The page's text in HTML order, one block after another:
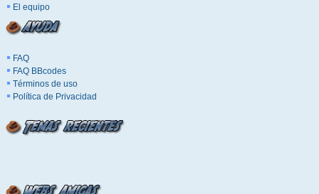
El equipo
FAQ
FAQ BBcodes
Términos de uso
Política de Privacidad